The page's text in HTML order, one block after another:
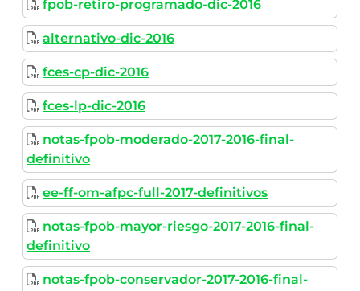
fpob-retiro-programado-dic-2016
alternativo-dic-2016
fces-cp-dic-2016
fces-lp-dic-2016
notas-fpob-moderado-2017-2016-final-
definitivo
ee-ff-om-afpc-full-2017-definitivos
notas-fpob-mayor-riesgo-2017-2016-final-
definitivo
notas-fpob-conservador-2017-2016-final-